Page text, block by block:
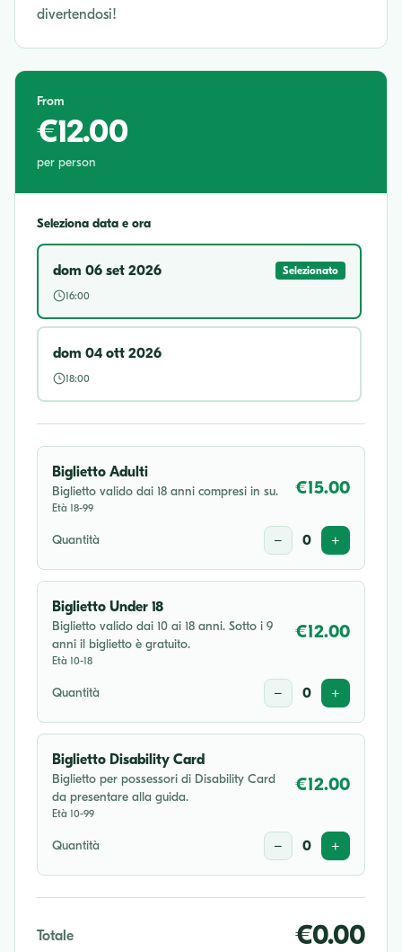
divertendosi!
From
€12.00
per person
Seleziona data e ora
dom 06 set 2026
Selezionato
16:00
dom 04 ott 2026
18:00
Biglietto Adulti
Biglietto valido dai 18 anni compresi in su.
Età 18-99
€15.00
Quantità − 0 +
Biglietto Under 18
Biglietto valido dai 10 ai 18 anni. Sotto i 9
anni il biglietto è gratuito.
Età 10-18
€12.00
Quantità − 0 +
Biglietto Disability Card
Biglietto per possessori di Disability Card
da presentare alla guida.
Età 10-99
€12.00
Quantità − 0 +
Totale €0.00